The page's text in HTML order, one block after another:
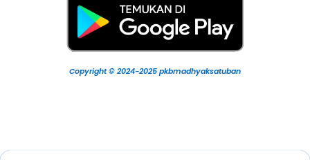
Copyright © 2024-2025 pkbmadhyaksatuban